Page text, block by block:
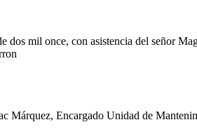
dos mil once, con asistencia del señor
Márquez, Encargado Unidad de